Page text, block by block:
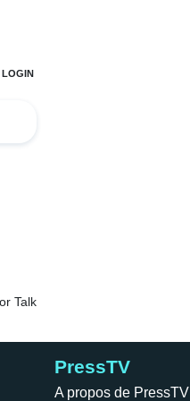
PressTV
A propos de PressTV